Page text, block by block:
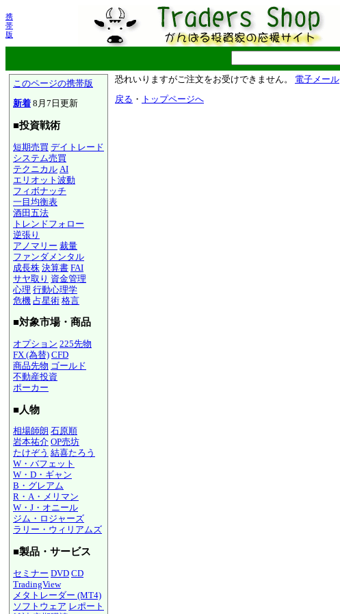
携
帯
版
このページの携帯版
新着 8月7日更新
■投資戦術
短期売買 デイトレード
システム売買
テクニカル AI
エリオット波動
フィボナッチ
一目均衡表
酒田五法
トレンドフォロー
逆張り
アノマリー 裁量
ファンダメンタル
成長株 決算書 FAI
サヤ取り 資金管理
心理 行動心理学
危機 占星術 格言
■対象市場・商品
オプション 225先物
FX (為替) CFD
商品先物 ゴールド
不動産投資
ポーカー
■人物
相場師朗 石原順
岩本祐介 OP売坊
たけぞう 結喜たろう
W・バフェット
W・D・ギャン
B・グレアム
R・A・メリマン
W・J・オニール
ジム・ロジャーズ
ラリー・ウィリアムズ
■製品・サービス
セミナー DVD CD
TradingView
メタトレーダー (MT4)
ソフトウェア レポート
恐れいりますがご注文をお受けできません。 電子メール
戻る ・ トップページへ